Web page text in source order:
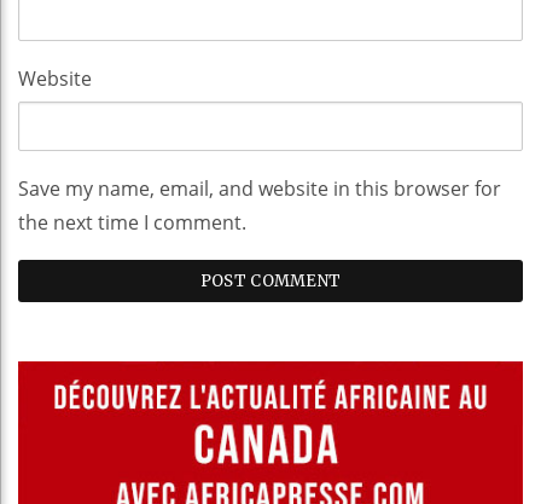
Website
Save my name, email, and website in this browser for
the next time I comment.